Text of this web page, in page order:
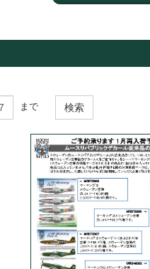
まで 検索